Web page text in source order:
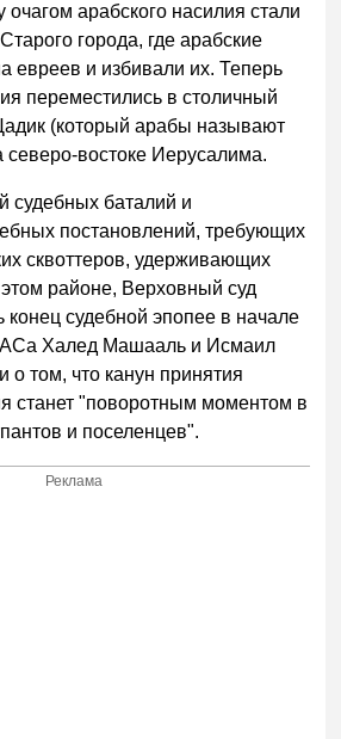
арабского насилия стали
города, где арабские
евреев и избивали их. Теперь
переместились в столичный
(который арабы называют
востоке Иерусалима.
судебных баталий и
постановлений, требующих
сквоттеров, удерживающих
районе, Верховный суд
судебной эпопее в начале
Халед Машааль и Исмаил
о том, что канун принятия
станет "поворотным моментом в
и поселенцев".
Реклама